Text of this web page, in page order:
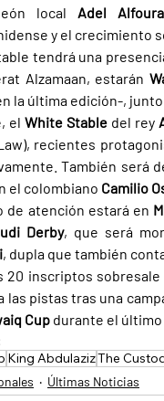
local Adel
y el crecimiento
tendrá una
Alzamaan, estarán
la última edición-, junto
el White Stable del rey
recientes
También será
el colombiano Camilio
de atención estará en
Derby, que será
, dupla que también
20 inscriptos
las pistas tras una
Cup durante el último
King AbdulazizThe
Últimas Noticias